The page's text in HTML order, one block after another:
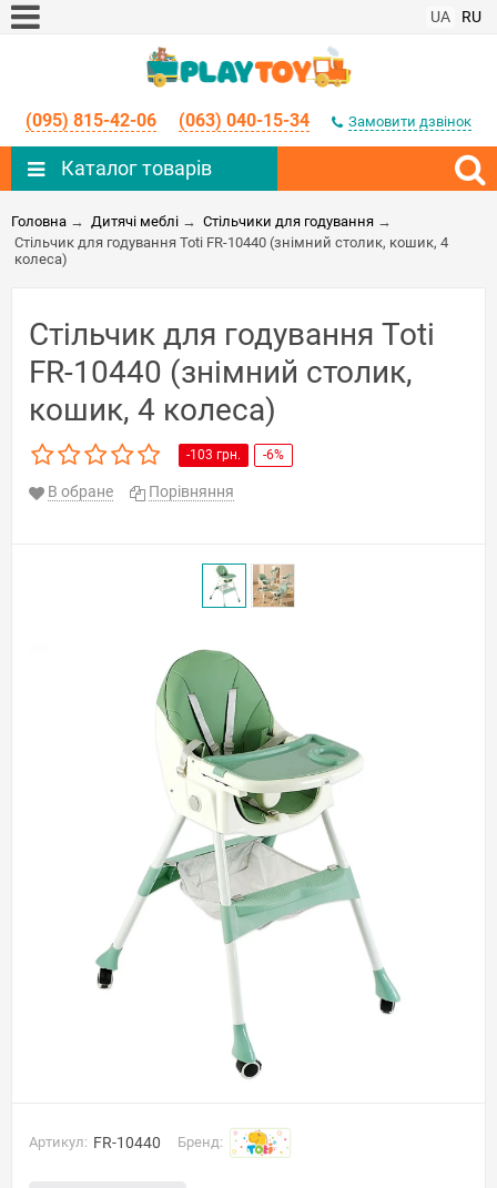
UA RU
(095) 815-42-06 (063) 040-15-34 Замовити дзвінок
Каталог товарів
Головна → Дитячі меблі → Стільчики для годування →
Стільчик для годування Toti FR-10440 (знімний столик, кошик, 4
колеса)
Стільчик для годування Toti
FR-10440 (знімний столик,
кошик, 4 колеса)
-103 грн. -6%
В обране Порівняння
Артикул: FR-10440 Бренд: